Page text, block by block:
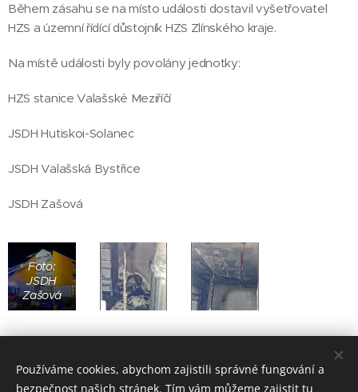
Během zásahu se na místo události dostavil vyšetřovatel
HZS a územní řídící důstojník HZS Zlínského kraje.
Na místě události byly povolány jednotky:
HZS stanice Valašské Meziříčí
JSDH Hutiskoi-Solanec
JSDH Valašská Bystřice
JSDH Zašová
Foto:
JSDH
Zašová
Share
Používáme cookies, abychom zajistili správné fungování a
bezpečnost našich stránek. Tím vám můžeme zajistit tu